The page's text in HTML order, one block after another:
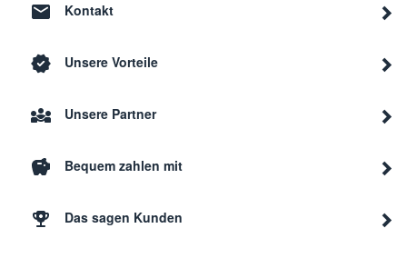
Kontakt
Unsere Vorteile
Unsere Partner
Bequem zahlen mit
Das sagen Kunden